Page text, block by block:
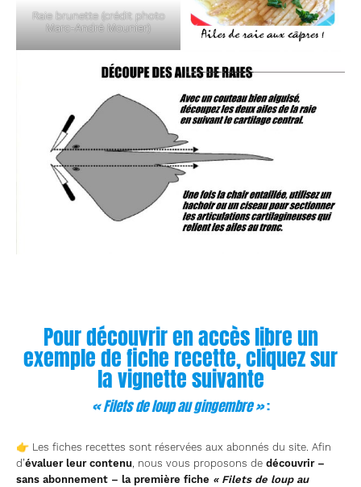
Raie brunette (crédit photo
Marc-André Mounier)
Pour découvrir en accès libre un
exemple de fiche recette, cliquez sur
la vignette suivante
« Filets de loup au gingembre »:
👉 Les fiches recettes sont réservées aux abonnés du site. Afin
d’évaluer leur contenu, nous vous proposons de découvrir –
sans abonnement – la première fiche « Filets de loup au